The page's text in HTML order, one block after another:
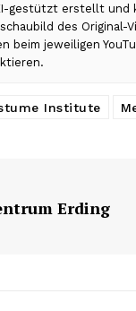
gestützt erstellt und
des
jeweiligen
Institute
Erding